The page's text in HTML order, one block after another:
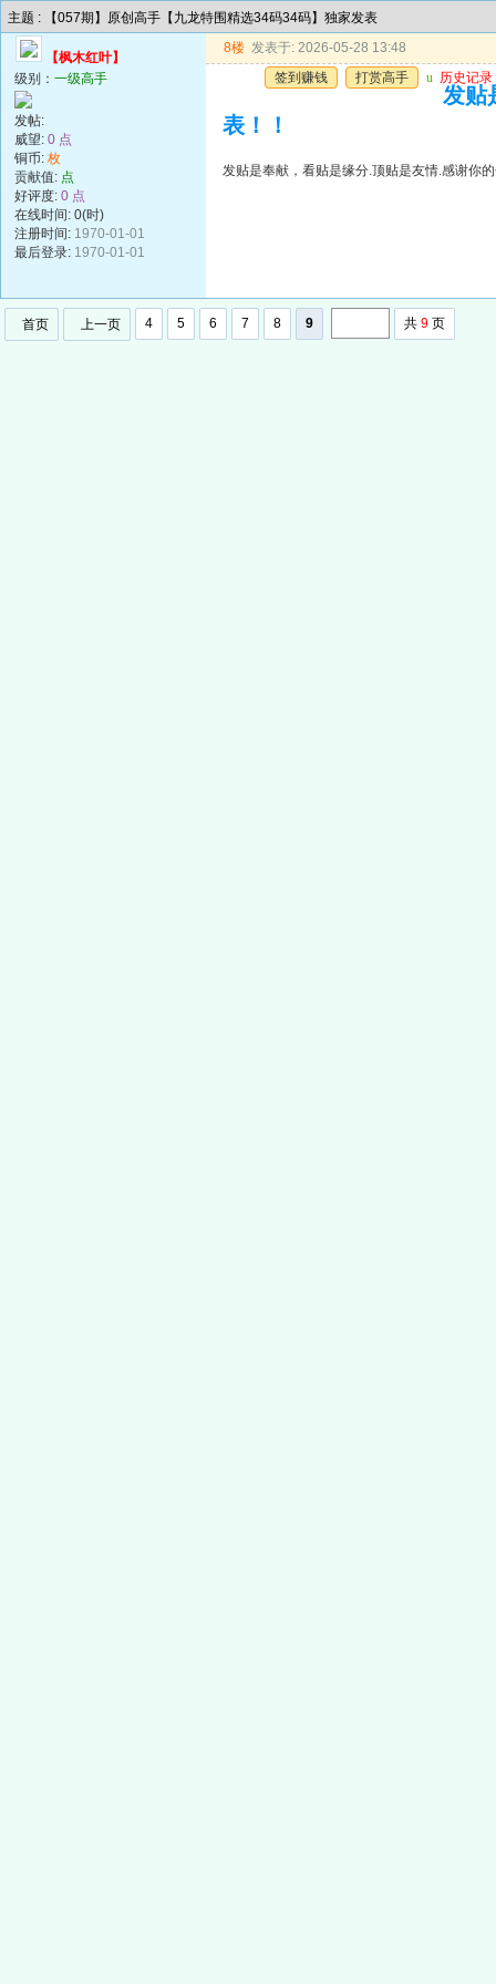
主题 : 【057期】原创高手【九龙特围精选34码34码】独家发表
【枫木红叶】
级别： 一级高手
发帖:
威望: 0 点
铜币: 枚
贡献值: 点
好评度: 0 点
在线时间: 0(时)
注册时间: 1970-01-01
最后登录: 1970-01-01
8楼 发表于: 2026-05-28 13:48
签到赚钱
打赏高手 u 历史记录
发贴
表！！
发贴是奉献，看贴是缘分.顶贴是友情.感谢你
首页 上一页 4 5 6 7 8 9 共 9 页